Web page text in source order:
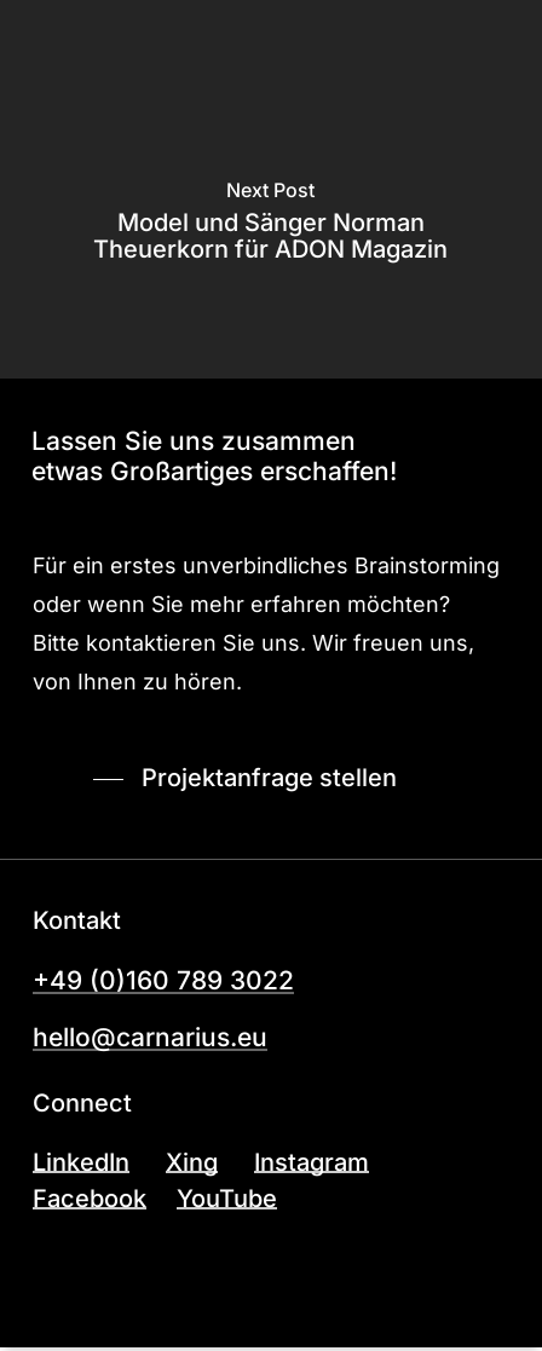
Next Post
Model und Sänger Norman
Theuerkorn für ADON Magazin
Lassen Sie uns zusammen
etwas Großartiges erschaffen!
Für ein erstes unverbindliches Brainstorming
oder wenn Sie mehr erfahren möchten?
Bitte kontaktieren Sie uns. Wir freuen uns,
von Ihnen zu hören.
Projektanfrage stellen
Kontakt
+49 (0)160 789 3022
hello@carnarius.eu
Connect
LinkedIn Xing
Instagram
Facebook
YouTube